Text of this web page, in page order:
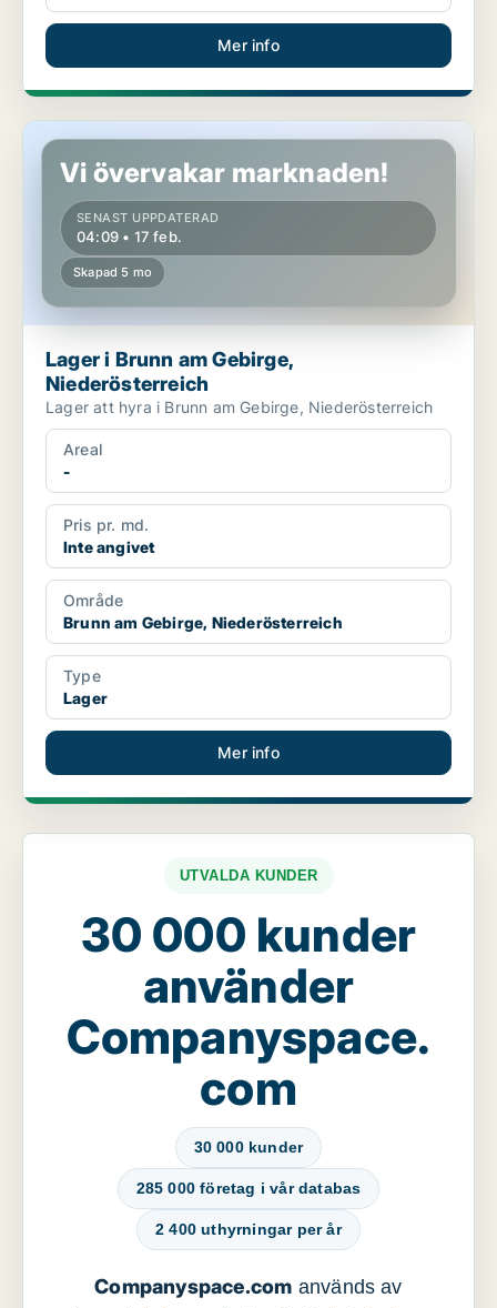
Mer info
Lager i Brunn am Gebirge, Niederösterreich
Vi övervakar marknaden!
SENAST UPPDATERAD
04:09 • 17 feb.
Skapad 5 mo
Lager i Brunn am Gebirge,
Niederösterreich
Lager att hyra i Brunn am Gebirge, Niederösterreich
Areal
-
Pris pr. md.
Inte angivet
Område
Brunn am Gebirge, Niederösterreich
Type
Lager
Mer info
UTVALDA KUNDER
30 000 kunder
använder
Companyspace.
com
30 000 kunder
285 000 företag i vår databas
2 400 uthyrningar per år
Companyspace.com används av